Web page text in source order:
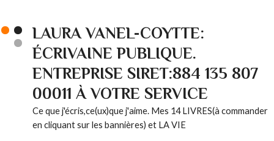
LAURA VANEL-COYTTE:
ÉCRIVAINE PUBLIQUE.
ENTREPRISE SIRET:884 135 807
00011 À VOTRE SERVICE
Ce que j'écris,ce(ux)que j'aime. Mes 14 LIVRES(à commander
en cliquant sur les bannières) et LA VIE